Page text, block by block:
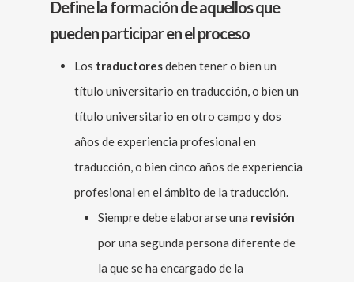
Define la formación de aquellos que
pueden participar en el proceso
Los traductoresdeben tener o bien un
título universitario en traducción, o bien un
título universitario en otro campo y dos
años de experiencia profesional en
traducción, o bien cinco años de experiencia
profesional en el ámbito de la traducción.
Siempre debe elaborarse una revisión
por una segunda persona diferente de
la que se ha encargado de la